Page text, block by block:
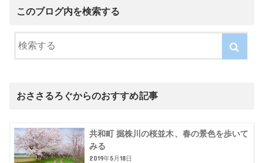
このブログ内を検索する
おささるろぐからのおすすめ記事
共和町 掘株川の桜並木、春の景色を歩いて
みる
2019年5月18日